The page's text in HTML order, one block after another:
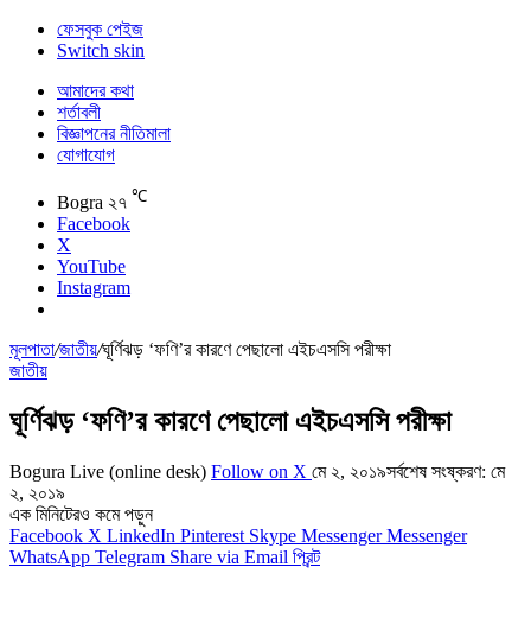
ফেসবুক পেইজ
Switch skin
আমাদের কথা
শর্তাবলী
বিজ্ঞাপনের নীতিমালা
যোগাযোগ
Bogra ২৭ ℃
Facebook
X
YouTube
Instagram
মূলপাতা/জাতীয়/ঘূর্ণিঝড় ‘ফণি’র কারণে পেছালো এইচএসসি পরীক্ষা
জাতীয়
ঘূর্ণিঝড় ‘ফণি’র কারণে পেছালো এইচএসসি পরীক্ষা
Bogura Live (online desk) Follow on X মে ২, ২০১৯সর্বশেষ সংষ্করণ: মে
২, ২০১৯
এক মিনিটেরও কমে পড়ুন
Facebook X LinkedIn Pinterest Skype Messenger Messenger
WhatsApp Telegram Share via Email প্রিন্ট